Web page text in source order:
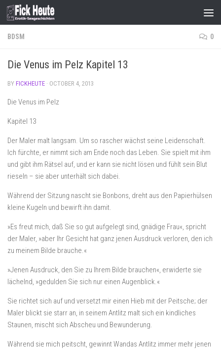
Skip to content
BDSM 0
Die Venus im Pelz Kapitel 13
BY FICKHEUTE · OCTOBER 4, 2013
Die Venus im Pelz
Kapitel 13
Der Maler malt langsam. Um so rascher wächst seine Leidenschaft.
Ich fürchte, er nimmt sich am Ende noch das Leben. Sie spielt mit ihm
und gibt ihm Rätsel auf, und er kann sie nicht lösen und fühlt sein Blut
rieseln – sie aber unterhält sich dabei.
Während der Sitzung nascht sie Bonbons, dreht aus den Papierhülsen
kleine Kugeln und bewirft ihn damit.
»Es freut mich, daß Sie so gut aufgelegt sind, gnädige Frau«, spricht
der Maler, »aber Ihr Gesicht hat ganz jenen Ausdruck verloren, den ich
zu meinem Bilde brauche.«
»Jenen Ausdruck, den Sie zu Ihrem Bilde brauchen«, erwiderte sie
lächelnd, »gedulden Sie sich nur einen Augenblick.«
Sie richtet sich auf und versetzt mir einen Hieb mit der Peitsche; der
Maler blickt sie starr an, in seinem Antlitz malt sich ein kindliches
Staunen, mischt sich Abscheu und Bewunderung.
Während sie mich peitscht, gewinnt Wandas Antlitz immer mehr jenen